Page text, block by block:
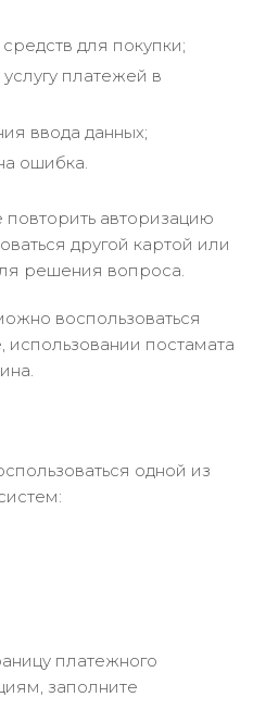
для покупки;
платежей в
ввода данных;
ошибка.
авторизацию
другой картой или
решения вопроса.
воспользоваться
использовании постамата
одной из
платежного
заполните